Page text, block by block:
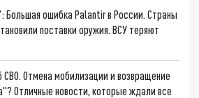
Большая ошибка Palantir в России. Страны
поставки оружия. ВСУ теряют
СВО. Отмена мобилизации и возвращение
Отличные новости, которые ждали все